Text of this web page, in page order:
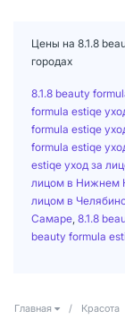
Цены на 8.1.8
городах
8.1.8 beauty
formula estiqe
formula estiqe
formula estiqe
estiqe уход за
лицом в Нижнем
лицом в
Самаре 8.1.8
beauty formula
Главная / Красота